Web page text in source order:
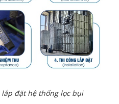
đặt hệ thống lọc bụi